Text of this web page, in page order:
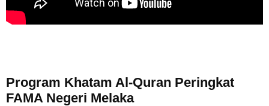
Program Khatam Al-Quran Peringkat
FAMA Negeri Melaka